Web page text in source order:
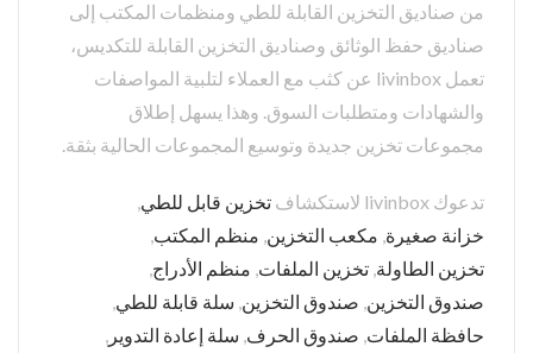
من صناديق التخزين القابلة للطي ومنظمات المكتب إلى
صناديق حفظ الوثائق وصناديق التخزين القابلة للتكديس،
تعمل livinbox عن كثب مع العملاء لتلبية المواصفات
والشهادات ومتطلبات السوق. وهذا يسهل إطلاق
مجموعات تخزين جديدة وتوسيع المجموعات الحالية بثقة.
تدعوك livinbox لاستكشاف تخزين قابل للطي,
خزانة صغيرة, مكعب التخزين, منظم المكتب,
تخزين الطاولة, تخزين الملفات, منظم الأدراج,
صندوق التخزين, صندوق التخزين, سلة قابلة للطي,
حافظة الملفات, صندوق الحرف, سلة إعادة التدوير ,